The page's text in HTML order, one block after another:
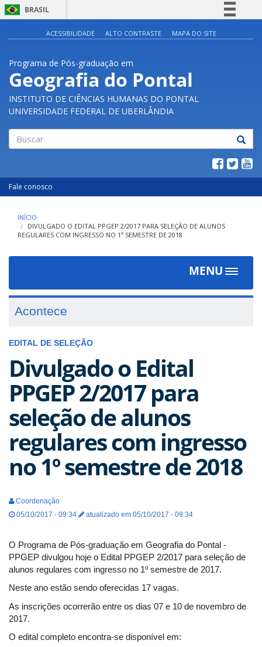
BRASIL
Acesso à informação
Legislação
Canais
ACESSIBILIDADE ALTO CONTRASTE MAPA DO SITE
Programa de Pós-graduação em
Geografia do Pontal
INSTITUTO DE CIÊNCIAS HUMANAS DO PONTAL
UNIVERSIDADE FEDERAL DE UBERLÂNDIA
Fale conosco
INÍCIO
DIVULGADO O EDITAL PPGEP 2/2017 PARA SELEÇÃO DE ALUNOS
REGULARES COM INGRESSO NO 1º SEMESTRE DE 2018
MENU
Toggle
Acontece
EDITAL DE SELEÇÃO
Divulgado o Edital
PPGEP 2/2017 para
seleção de alunos
regulares com ingresso
no 1º semestre de 2018
Coordenação
05/10/2017 - 09:34
atualizado em 05/10/2017 - 09:34
O Programa de Pós-graduação em Geografia do Pontal -
PPGEP divulgou hoje o Edital PPGEP 2/2017 para seleção de
alunos regulares com ingresso no 1º semestre de 2017.
Neste ano estão sendo oferecidas 17 vagas.
As inscrições ocorrerão entre os dias 07 e 10 de novembro de
2017.
O edital completo encontra-se disponível em: